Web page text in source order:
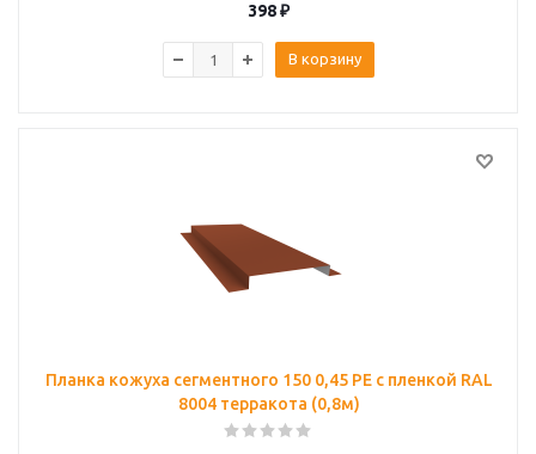
398₽
В корзину
Планка кожуха сегментного 150 0,45 PE с пленкой RAL
8004 терракота (0,8м)